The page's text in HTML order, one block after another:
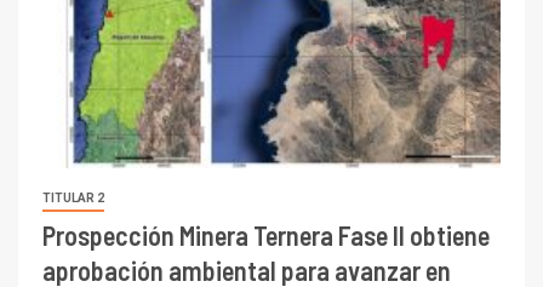
TITULAR 2
Prospección Minera Ternera Fase II obtiene
aprobación ambiental para avanzar en